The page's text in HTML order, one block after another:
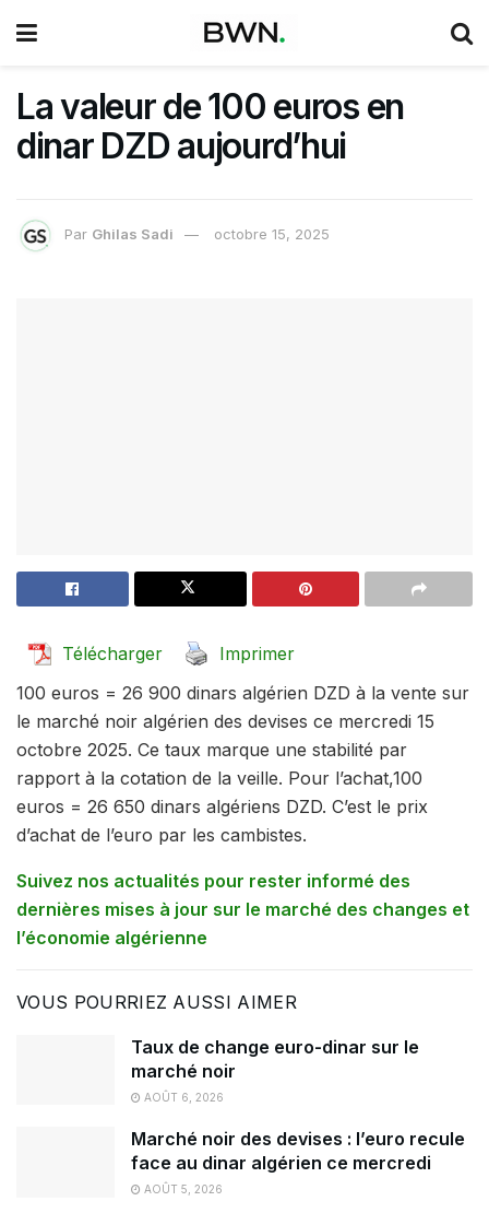
La valeur de 100 euros en
dinar DZD aujourd’hui
Par Ghilas Sadi octobre 15, 2025
Télécharger
Imprimer
100 euros = 26 900 dinars algérien DZD à la vente sur
le marché noir algérien des devises ce mercredi 15
octobre 2025. Ce taux marque une stabilité par
rapport à la cotation de la veille. Pour l’achat,100
euros = 26 650 dinars algériens DZD. C’est le prix
d’achat de l’euro par les cambistes.
Suivez nos actualités pour rester informé des
dernières mises à jour sur le marché des changes et
l’économie algérienne
VOUS POURRIEZ AUSSI AIMER
Taux de change euro-dinar sur le
marché noir
AOÛT 6, 2026
Marché noir des devises : l’euro recule
face au dinar algérien ce mercredi
AOÛT 5, 2026